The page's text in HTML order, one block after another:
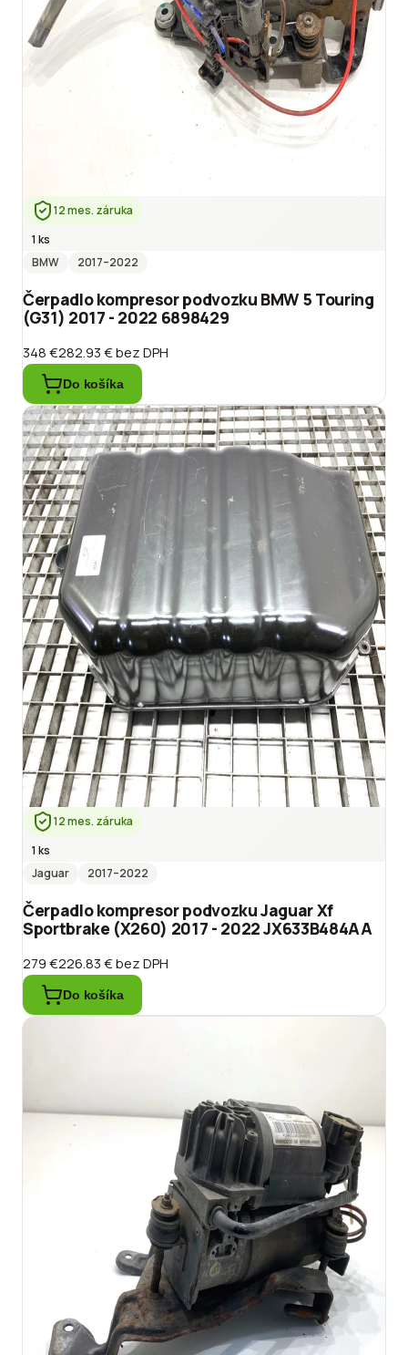
12 mes. záruka
1 ks
BMW
2017–2022
Čerpadlo kompresor podvozku BMW 5 Touring
(G31) 2017 - 2022 6898429
348 €282.93 €bez DPH
Do košíka
12 mes. záruka
1 ks
Jaguar
2017–2022
Čerpadlo kompresor podvozku Jaguar Xf
Sportbrake (X260) 2017 - 2022 JX633B484AA
279 €226.83 €bez DPH
Do košíka